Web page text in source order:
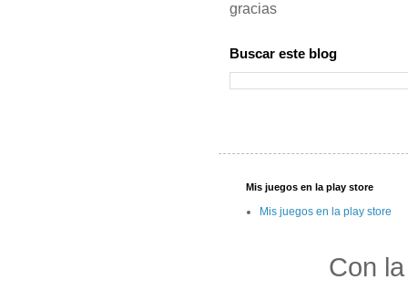
gracias
Buscar este blog
Mis juegos en la play store
Mis juegos en la play store
Con